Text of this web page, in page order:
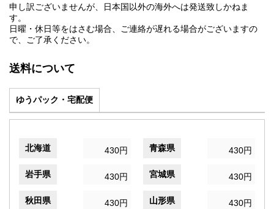
申し訳ございませんが、日本国以外の海外へは発送致しかねま
す。
日曜・休日等をはさむ場合、ご連絡が遅れる場合がございますの
で、ご了承ください。
送料について
ゆうパック・宅配便
北海道 430円 青森県 430円
岩手県 430円 宮城県 430円
秋田県 430円 山形県 430円